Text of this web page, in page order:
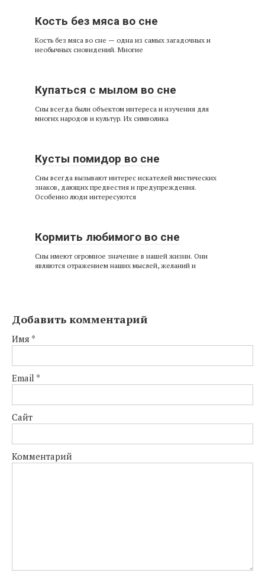
Кость без мяса во сне
Кость без мяса во сне — одна из самых загадочных и
необычных сновидений. Многие
Купаться с мылом во сне
Сны всегда были объектом интереса и изучения для
многих народов и культур. Их символика
Кусты помидор во сне
Сны всегда вызывают интерес искателей мистических
знаков, дающих предвестия и предупреждения.
Особенно люди интересуются
Кормить любимого во сне
Сны имеют огромное значение в нашей жизни. Они
являются отражением наших мыслей, желаний и
Добавить комментарий
Имя *
Email *
Сайт
Комментарий